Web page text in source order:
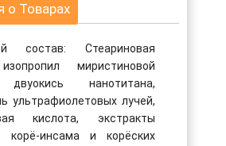
о Товарах
состав: Стеариновая
миристиновой
двуокись нанотитана,
ультрафиолетовых лучей,
кислота, экстракты
корё-инсама и корёских